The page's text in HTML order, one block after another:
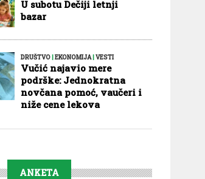
U subotu Dečiji letnji
bazar
DRUŠTVO|EKONOMIJA|VESTI
Vučić najavio mere
podrške: Jednokratna
novčana pomoć, vaučeri i
niže cene lekova
ANKETA